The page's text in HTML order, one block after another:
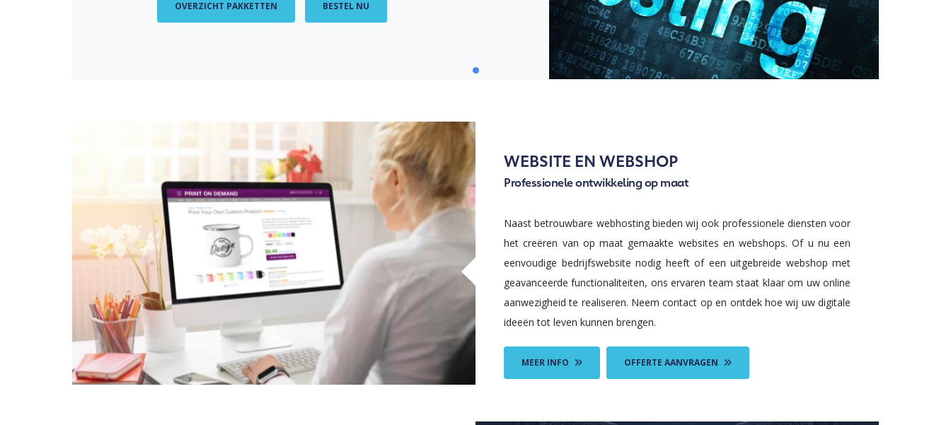
OVERZICHT PAKKETTEN BESTEL NU
WEBSITE EN WEBSHOP
Professionele ontwikkeling op maat
Naast betrouwbare webhosting bieden wij ook professionele diensten voor
het creëren van op maat gemaakte websites en webshops. Of u nu een
eenvoudige bedrijfswebsite nodig heeft of een uitgebreide webshop met
geavanceerde functionaliteiten, ons ervaren team staat klaar om uw online
aanwezigheid te realiseren. Neem contact op en ontdek hoe wij uw digitale
ideeën tot leven kunnen brengen.
MEER INFO OFFERTE AANVRAGEN